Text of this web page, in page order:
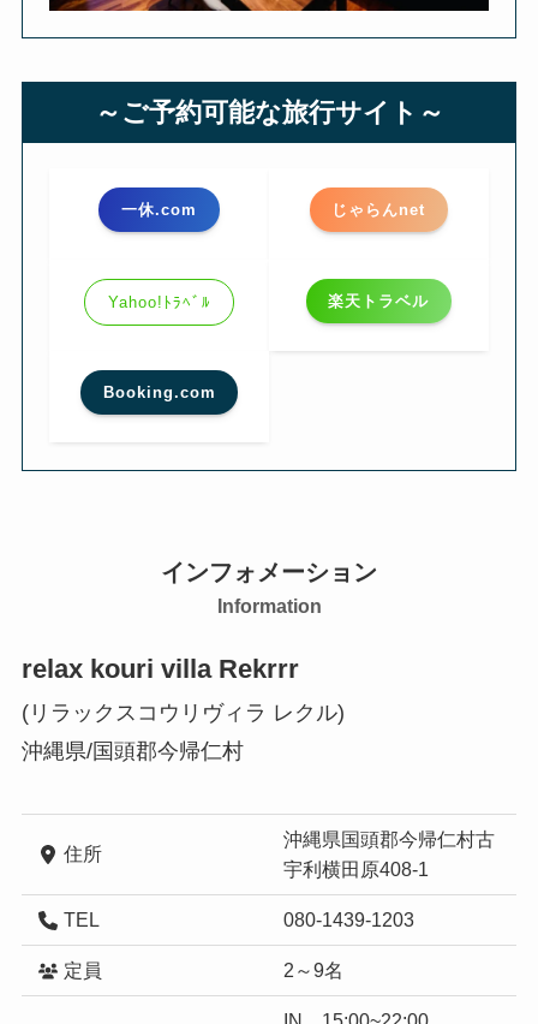
～ご予約可能な旅行サイト～
一休.com じゃらんnet
Yahoo!ﾄﾗﾍﾞﾙ 楽天トラベル
Booking.com
インフォメーション
Information
relax kouri villa Rekrrr
(リラックスコウリヴィラ レクル)
沖縄県/国頭郡今帰仁村
住所
沖縄県国頭郡今帰仁村古
宇利横田原408-1
TEL 080-1439-1203
定員 2～9名